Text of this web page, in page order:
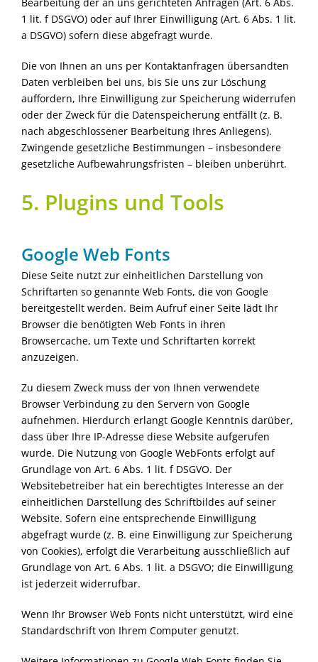
1 lit. f DSGVO) oder auf Ihrer Einwilligung (Art. 6 Abs. 1 lit.
a DSGVO) sofern diese abgefragt wurde.
Die von Ihnen an uns per Kontaktanfragen übersandten
Daten verbleiben bei uns, bis Sie uns zur Löschung
auffordern, Ihre Einwilligung zur Speicherung widerrufen
oder der Zweck für die Datenspeicherung entfällt (z. B.
nach abgeschlossener Bearbeitung Ihres Anliegens).
Zwingende gesetzliche Bestimmungen – insbesondere
gesetzliche Aufbewahrungsfristen – bleiben unberührt.
5. Plugins und Tools
Google Web Fonts
Diese Seite nutzt zur einheitlichen Darstellung von
Schriftarten so genannte Web Fonts, die von Google
bereitgestellt werden. Beim Aufruf einer Seite lädt Ihr
Browser die benötigten Web Fonts in ihren
Browsercache, um Texte und Schriftarten korrekt
anzuzeigen.
Zu diesem Zweck muss der von Ihnen verwendete
Browser Verbindung zu den Servern von Google
aufnehmen. Hierdurch erlangt Google Kenntnis darüber,
dass über Ihre IP-Adresse diese Website aufgerufen
wurde. Die Nutzung von Google WebFonts erfolgt auf
Grundlage von Art. 6 Abs. 1 lit. f DSGVO. Der
Websitebetreiber hat ein berechtigtes Interesse an der
einheitlichen Darstellung des Schriftbildes auf seiner
Website. Sofern eine entsprechende Einwilligung
abgefragt wurde (z. B. eine Einwilligung zur Speicherung
von Cookies), erfolgt die Verarbeitung ausschließlich auf
Grundlage von Art. 6 Abs. 1 lit. a DSGVO; die Einwilligung
ist jederzeit widerrufbar.
Wenn Ihr Browser Web Fonts nicht unterstützt, wird eine
Standardschrift von Ihrem Computer genutzt.